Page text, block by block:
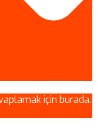
için burada.